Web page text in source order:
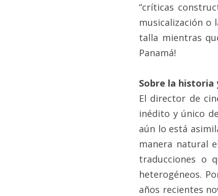
“críticas
musicalización o
talla mientras
Panamá!
Sobre la
El director de
inédito y único
aún lo está
manera natural
traducciones o
heterogéneos.
años recientes